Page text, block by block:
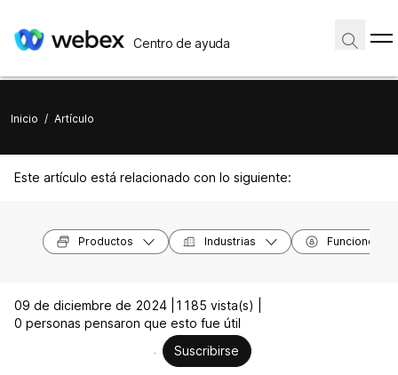
Centro de ayuda
Inicio / Artículo
Este artículo está relacionado con lo siguiente:
Productos Industrias Funciones
09 de diciembre de 2024 |
1185 vista(s) |
0 personas pensaron que esto fue útil
Suscribirse